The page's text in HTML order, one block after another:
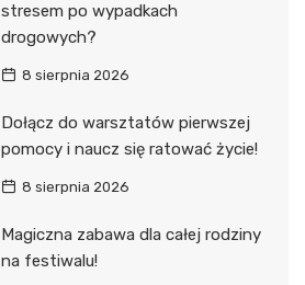
stresem po wypadkach
drogowych?
8 sierpnia 2026
Dołącz do warsztatów pierwszej
pomocy i naucz się ratować życie!
8 sierpnia 2026
Magiczna zabawa dla całej rodziny
na festiwalu!